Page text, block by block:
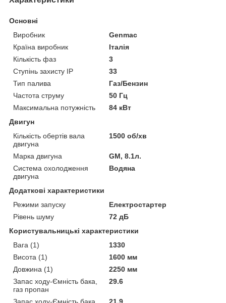
Основні
Виробник
Genmac
Країна виробник
Італія
Кількість фаз
3
Ступінь захисту IP
33
Тип палива
Газ/Бензин
Частота струму
50 Гц
Максимальна потужність
84 кВт
Двигун
Кількість обертів вала
двигуна
1500 об/хв
Марка двигуна
GM, 8.1л.
Система охолодження
двигуна
Водяна
Додаткові характеристики
Режими запуску
Електростартер
Рівень шуму
72 дБ
Користувальницькі характеристики
Вага (1)
1330
Висота (1)
1600 мм
Довжина (1)
2250 мм
Запас ходу-Ємність бака,
газ пропан
29.6
Запас ходу-Ємність бака,
21.9